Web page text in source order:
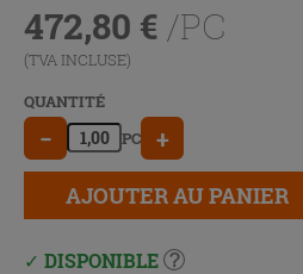
472,80 € /PC
(TVA INCLUSE)
QUANTITÉ
− PC +
AJOUTER AU PANIER
DISPONIBLE